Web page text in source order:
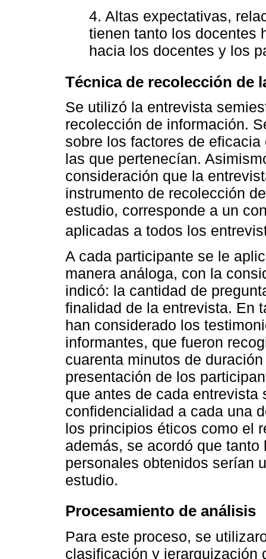
4. Altas expectativas,
tienen tanto los docentes
hacia los docentes y los
Técnica de recolección de
Se utilizó la entrevista
recolección de información.
sobre los factores de
las que pertenecían.
consideración que la
instrumento de recolección
estudio, corresponde a un
aplicadas a todos los
A cada participante se le
manera análoga, con la
indicó: la cantidad de
finalidad de la entrevista. En
han considerado los
informantes, que fueron
cuarenta minutos de
presentación de los
que antes de cada
confidencialidad a cada una
los principios éticos como el
además, se acordó que
personales obtenidos serían
estudio.
Procesamiento de análisis
Para este proceso, se
clasificación y jerarquización